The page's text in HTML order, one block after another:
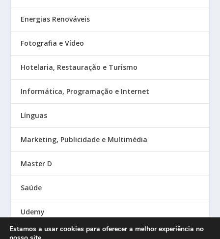
Energias Renováveis
Fotografia e Vídeo
Hotelaria, Restauração e Turismo
Informática, Programação e Internet
Línguas
Marketing, Publicidade e Multimédia
Master D
Saúde
Udemy
Estamos a usar cookies para oferecer a melhor experiência no